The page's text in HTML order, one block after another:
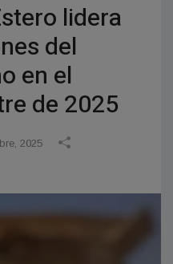
lidera
del
en el
de 2025
2025